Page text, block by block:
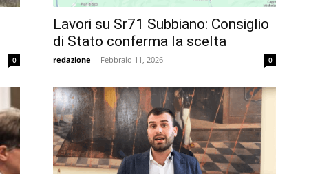
0
Lavori su Sr71 Subbiano: Consiglio
di Stato conferma la scelta
redazione - Febbraio 11, 2026 0